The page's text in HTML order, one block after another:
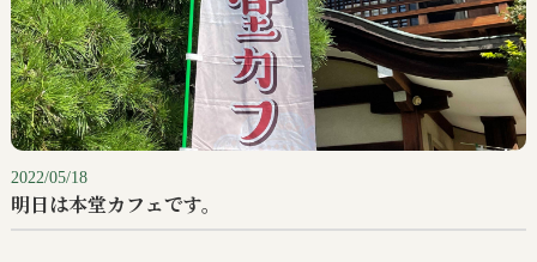
2022/05/18
明日は本堂カフェです。